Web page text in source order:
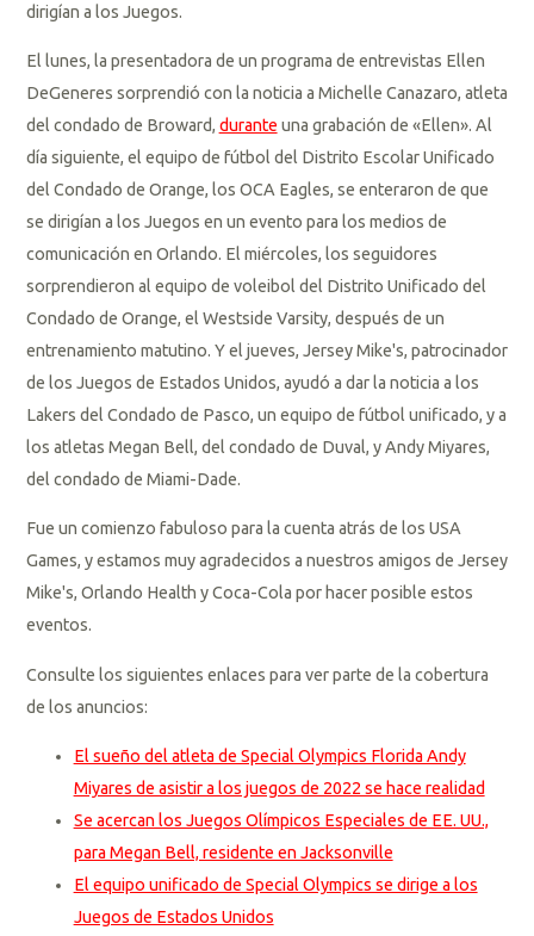
dirigían a los Juegos.
El lunes, la presentadora de un programa de entrevistas Ellen
DeGeneres sorprendió con la noticia a Michelle Canazaro, atleta
del condado de Broward, durante una grabación de «Ellen». Al
día siguiente, el equipo de fútbol del Distrito Escolar Unificado
del Condado de Orange, los OCA Eagles, se enteraron de que
se dirigían a los Juegos en un evento para los medios de
comunicación en Orlando. El miércoles, los seguidores
sorprendieron al equipo de voleibol del Distrito Unificado del
Condado de Orange, el Westside Varsity, después de un
entrenamiento matutino. Y el jueves, Jersey Mike's, patrocinador
de los Juegos de Estados Unidos, ayudó a dar la noticia a los
Lakers del Condado de Pasco, un equipo de fútbol unificado, y a
los atletas Megan Bell, del condado de Duval, y Andy Miyares,
del condado de Miami-Dade.
Fue un comienzo fabuloso para la cuenta atrás de los USA
Games, y estamos muy agradecidos a nuestros amigos de Jersey
Mike's, Orlando Health y Coca-Cola por hacer posible estos
eventos.
Consulte los siguientes enlaces para ver parte de la cobertura
de los anuncios:
El sueño del atleta de Special Olympics Florida Andy
Miyares de asistir a los juegos de 2022 se hace realidad
Se acercan los Juegos Olímpicos Especiales de EE. UU.,
para Megan Bell, residente en Jacksonville
El equipo unificado de Special Olympics se dirige a los
Juegos de Estados Unidos